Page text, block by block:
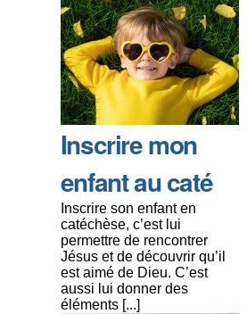
Inscrire mon
enfant au caté
Inscrire son enfant en
catéchèse, c’est lui
permettre de rencontrer
Jésus et de découvrir qu’il
est aimé de Dieu. C’est
aussi lui donner des
éléments [...]